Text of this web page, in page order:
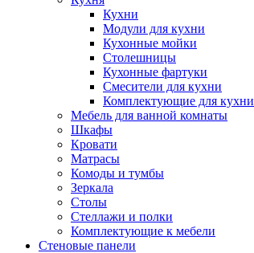
Кухни
Модули для кухни
Кухонные мойки
Столешницы
Кухонные фартуки
Смесители для кухни
Комплектующие для кухни
Мебель для ванной комнаты
Шкафы
Кровати
Матрасы
Комоды и тумбы
Зеркала
Столы
Стеллажи и полки
Комплектующие к мебели
Стеновые панели